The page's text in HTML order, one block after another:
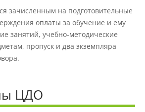
данных
о проверках
зачисленным на подготовительные
оплаты за обучение и ему
занятий, учебно-методические
пропуск и два экземпляра
ЦДО